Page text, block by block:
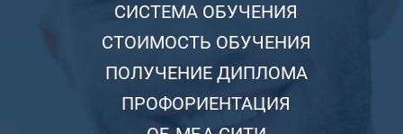
СИСТЕМА ОБУЧЕНИЯ
СТОИМОСТЬ ОБУЧЕНИЯ
ПОЛУЧЕНИЕ ДИПЛОМА
ПРОФОРИЕНТАЦИЯ